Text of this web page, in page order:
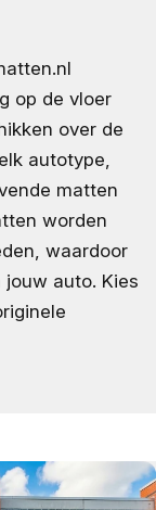
op de vloer
over de
autotype,
matten
worden
waardoor
jouw auto. Kies